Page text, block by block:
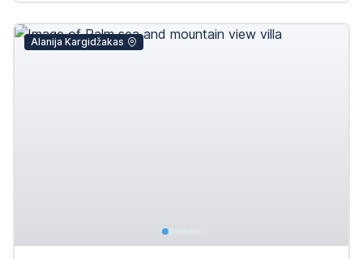
Alanija Kargidžakas